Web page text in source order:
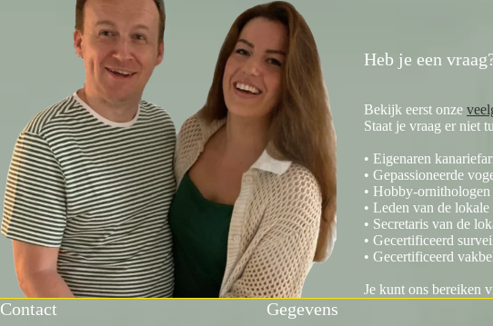
Heb je een
Bekijk eerst onze
Staat je vraag er niet
• Eigenaren
• Gepassioneerde
• Hobby-ornithologen
• Leden van de
• Secretaris van de
• Gecertificeerd
• Gecertificeerd
Je kunt ons bereiken
Contact Gegevens